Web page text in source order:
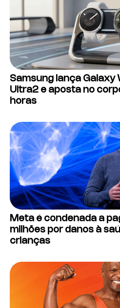
Samsung lança
Ultra2 e aposta no
horas
Meta é condenada a
milhões por danos à
crianças